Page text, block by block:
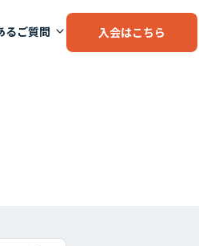
るご質問 入会はこちら